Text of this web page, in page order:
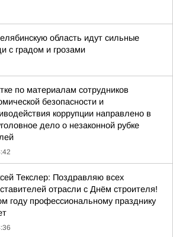
область идут сильные
с градом и грозами
по материалам сотрудников
безопасности и
коррупции направлено в
дело о незаконной рубке
Текслер: Поздравляю всех
отрасли с Днём строителя!
году профессиональному празднику